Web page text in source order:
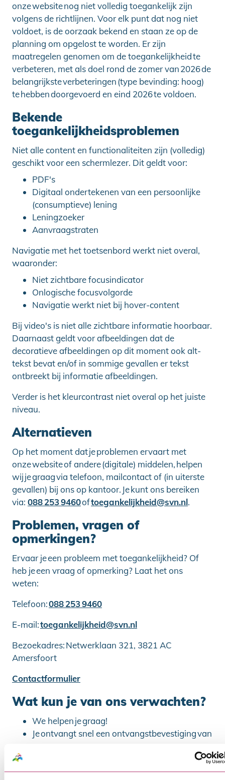
onze website nog niet volledig toegankelijk zijn
volgens de richtlijnen. Voor elk punt dat nog niet
voldoet, is de oorzaak bekend en staan ze op de
planning om opgelost te worden. Er zijn
maatregelen genomen om de toegankelijkheid te
verbeteren, met als doel rond de zomer van 2026 de
belangrijkste verbeteringen (type bevinding: hoog)
te hebben doorgevoerd en eind 2026 te voldoen.
Bekende
toegankelijkheidsproblemen
Niet alle content en functionaliteiten zijn (volledig)
geschikt voor een schermlezer. Dit geldt voor:
PDF's
Digitaal ondertekenen van een persoonlijke
(consumptieve) lening
Leningzoeker
Aanvraagstraten
Navigatie met het toetsenbord werkt niet overal,
waaronder:
Niet zichtbare focusindicator
Onlogische focusvolgorde
Navigatie werkt niet bij hover-content
Bij video's is niet alle zichtbare informatie hoorbaar.
Daarnaast geldt voor afbeeldingen dat de
decoratieve afbeeldingen op dit moment ook alt-
tekst bevat en/of in sommige gevallen er tekst
ontbreekt bij informatie afbeeldingen.
Verder is het kleurcontrast niet overal op het juiste
niveau.
Alternatieven
Op het moment dat je problemen ervaart met
onze website of andere (digitale) middelen, helpen
wij je graag via telefoon, mailcontact of (in uiterste
gevallen) bij ons op kantoor. Je kunt ons bereiken
via: 088 253 9460oftoegankelijkheid@svn.nl.
Problemen, vragen of
opmerkingen?
Ervaar je een probleem met toegankelijkheid? Of
heb je een vraag of opmerking? Laat het ons
weten:
Telefoon:088 253 9460
E-mail:toegankelijkheid@svn.nl
Bezoekadres: Netwerklaan 321, 3821 AC
Amersfoort
Contactformulier
Wat kun je van ons verwachten?
We helpen je graag!
Je ontvangt snel een ontvangstbevestiging van
We proberen binnen 2 werkdagen te reageren